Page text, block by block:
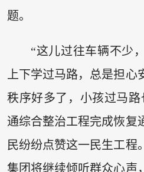
题。
“这儿过往车辆不少
上下学过马路，总是担
秩序好多了，小孩过马
通综合整治工程完成恢复
民纷纷点赞这一民生工程
集团将继续倾听群众心声